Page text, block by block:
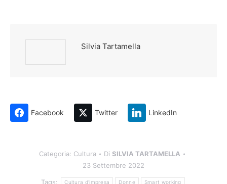
Silvia Tartamella
Facebook Twitter LinkedIn
Categoria: Cultura Di SILVIA TARTAMELLA
23 Settembre 2022
Tags: Cultura d'impresa Donne Smart working